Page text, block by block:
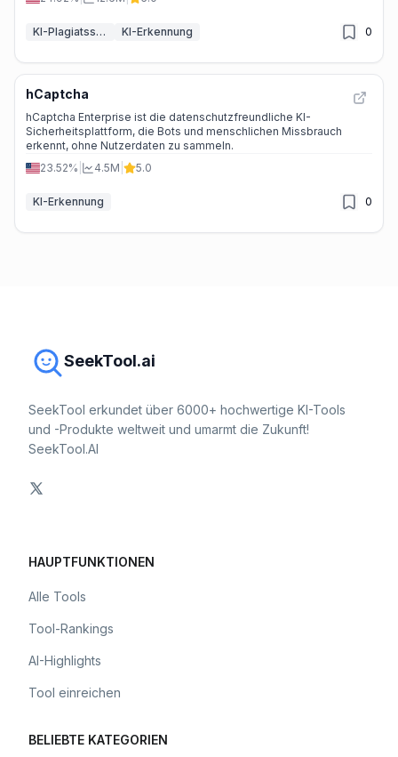
Schreibfähigkeiten der Schüler zu fördern. Q: Wie schnell erhalte
innerhalb weniger Minuten nach dem Hochladen des Dokuments
KI-Plagiatssuche KI-Erkennung 0
hCaptcha
hCaptcha Enterprise ist die datenschutzfreundliche KI-
Sicherheitsplattform, die Bots und menschlichen Missbrauch
erkennt, ohne Nutzerdaten zu sammeln.
23.52%
4.5M 5.0
KI-Erkennung 0
SeekTool.ai
SeekTool erkundet über 6000+ hochwertige KI-Tools
und -Produkte weltweit und umarmt die Zukunft!
SeekTool.AI
HAUPTFUNKTIONEN
Alle Tools
Tool-Rankings
AI-Highlights
Tool einreichen
BELIEBTE KATEGORIEN